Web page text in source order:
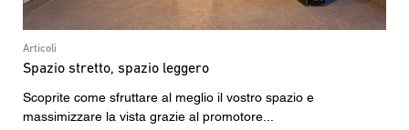
Articoli
Spazio stretto, spazio leggero
Scoprite come sfruttare al meglio il vostro spazio e
massimizzare la vista grazie al promotore...